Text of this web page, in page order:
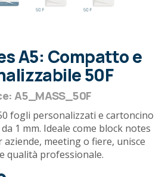
A5: Compatto e
50F
A5_MASS_50F
fogli personalizzati e cartoncino
1 mm. Ideale come block notes
meeting o fiere, unisce
qualità professionale.